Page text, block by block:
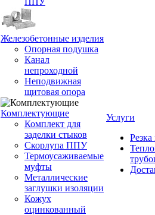
Железобетонные изделия
Опорная подушка
Канал
непроходной
Неподвижная
щитовая опора
Комплектующие
Комплект для
заделки стыков
Скорлупа ППУ
Термоусаживаемые
муфты
Металлические
заглушки изоляции
Кожух
оцинкованный
Услуги
Резка